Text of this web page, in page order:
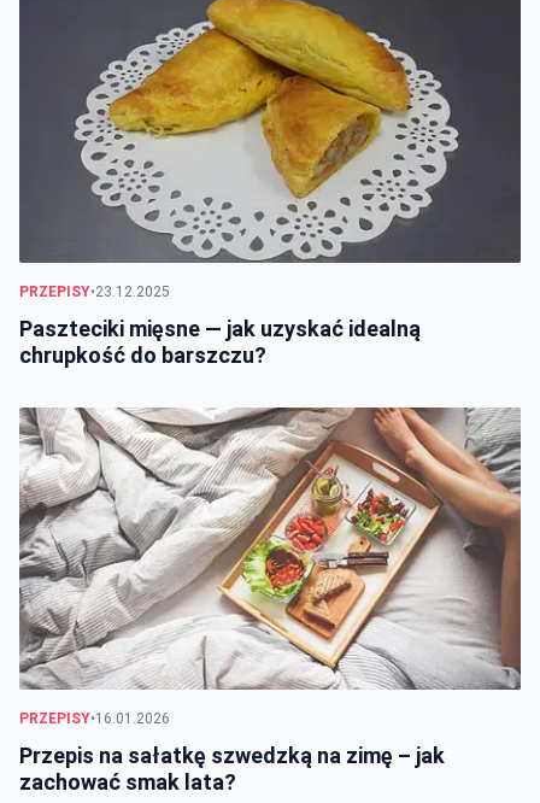
PRZEPISY•23.12.2025
Paszteciki mięsne — jak uzyskać idealną
chrupkość do barszczu?
PRZEPISY•16.01.2026
Przepis na sałatkę szwedzką na zimę – jak
zachować smak lata?